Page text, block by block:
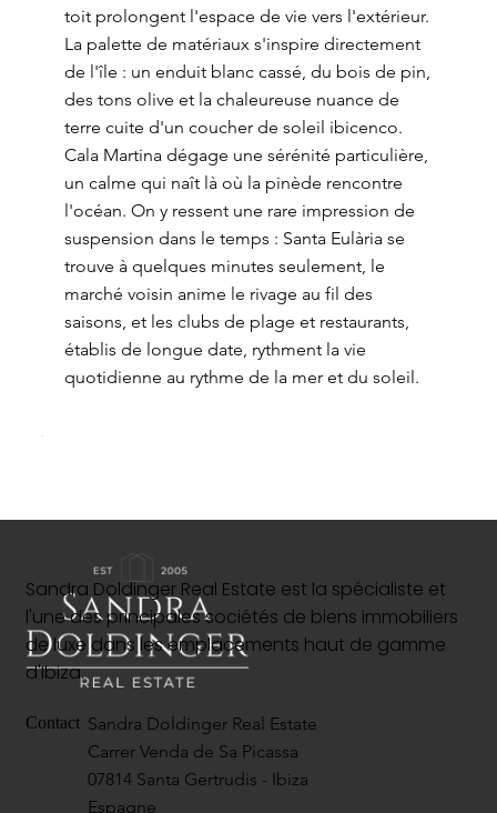
toit prolongent l'espace de vie vers l'extérieur.
La palette de matériaux s'inspire directement
de l'île : un enduit blanc cassé, du bois de pin,
des tons olive et la chaleureuse nuance de
terre cuite d'un coucher de soleil ibicenco.
Cala Martina dégage une sérénité particulière,
un calme qui naît là où la pinède rencontre
l'océan. On y ressent une rare impression de
suspension dans le temps : Santa Eulària se
trouve à quelques minutes seulement, le
marché voisin anime le rivage au fil des
saisons, et les clubs de plage et restaurants,
établis de longue date, rythment la vie
quotidienne au rythme de la mer et du soleil.
Sandra Doldinger Real Estate est la spécialiste et
l'une des principales sociétés de biens immobiliers
de luxe dans les emplacements haut de gamme
d'Ibiza.
Contact Sandra Doldinger Real Estate
Carrer Venda de Sa Picassa
07814 Santa Gertrudis - Ibiza
Espagne